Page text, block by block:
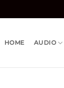
HOME AUDIO